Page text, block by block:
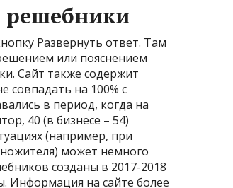
решебники
Развернуть ответ. Там
или пояснением
Сайт также содержит
совпадать на 100% с
в период, когда на
40 (в бизнесе – 54)
(например, при
может немного
созданы в 2017-2018
Информация на сайте более